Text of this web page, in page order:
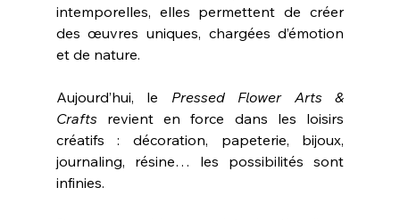
intemporelles, elles permettent de créer
des œuvres uniques, chargées d’émotion
et de nature.
Aujourd’hui, le Pressed Flower Arts &
Crafts revient en force dans les loisirs
créatifs : décoration, papeterie, bijoux,
journaling, résine… les possibilités sont
infinies.